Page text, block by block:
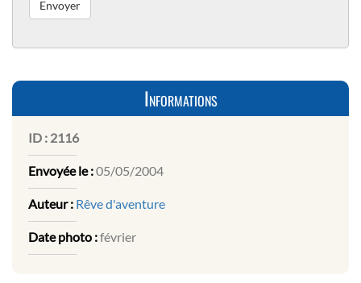
Informations
ID : 2116
Envoyée le :05/05/2004
Auteur : Rêve d'aventure
Date photo :février